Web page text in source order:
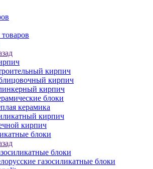
кирпич
кирпич
кирпич
блоки
керамика
кирпич
кирпич
блоки
блоки
газосиликатные блоки